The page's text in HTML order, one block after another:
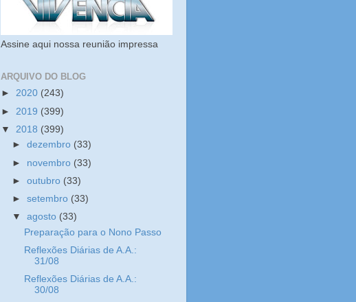
Assine aqui nossa reunião impressa
ARQUIVO DO BLOG
► 2020 (243)
► 2019 (399)
▼ 2018 (399)
►dezembro (33)
► novembro (33)
►outubro (33)
►setembro (33)
▼agosto (33)
Preparação para o Nono Passo
Reflexões Diárias de A.A.:
31/08
Reflexões Diárias de A.A.:
30/08